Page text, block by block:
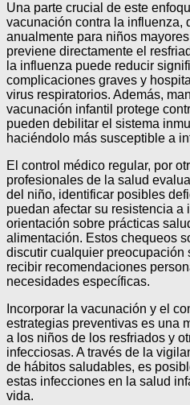
Una parte crucial de este
vacunación contra la influenza,
anualmente para niños
previene directamente el
la influenza puede reducir
complicaciones graves y
virus respiratorios. Además,
vacunación infantil protege
pueden debilitar el sistema
haciéndolo más susceptible a
El control médico regular, por
profesionales de la salud
del niño, identificar posibles
puedan afectar su resistencia
orientación sobre prácticas
alimentación. Estos chequeos
discutir cualquier preocupación
recibir recomendaciones
necesidades específicas.
Incorporar la vacunación y el
estrategias preventivas es una
a los niños de los resfriados y
infecciosas. A través de la
de hábitos saludables, es
estas infecciones en la salud
vida.